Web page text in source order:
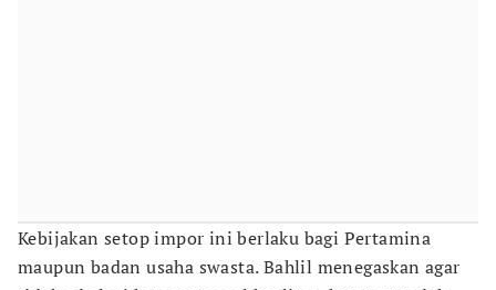
Kebijakan setop impor ini berlaku bagi Pertamina
maupun badan usaha swasta. Bahlil menegaskan agar